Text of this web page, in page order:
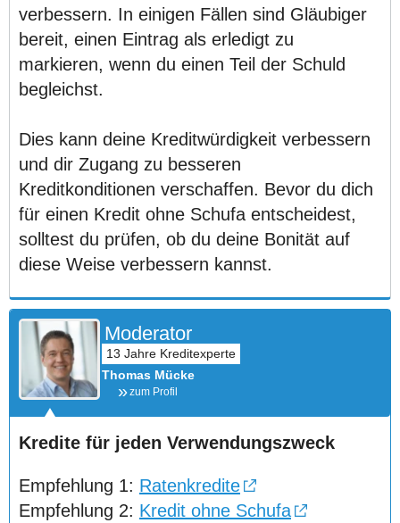
verbessern. In einigen Fällen sind Gläubiger
bereit, einen Eintrag als erledigt zu
markieren, wenn du einen Teil der Schuld
begleichst.
Dies kann deine Kreditwürdigkeit verbessern
und dir Zugang zu besseren
Kreditkonditionen verschaffen. Bevor du dich
für einen Kredit ohne Schufa entscheidest,
solltest du prüfen, ob du deine Bonität auf
diese Weise verbessern kannst.
Moderator
Thomas Mücke
zum Profil
Kredite für jeden Verwendungszweck
Empfehlung 1: Ratenkredite
Empfehlung 2: Kredit ohne Schufa